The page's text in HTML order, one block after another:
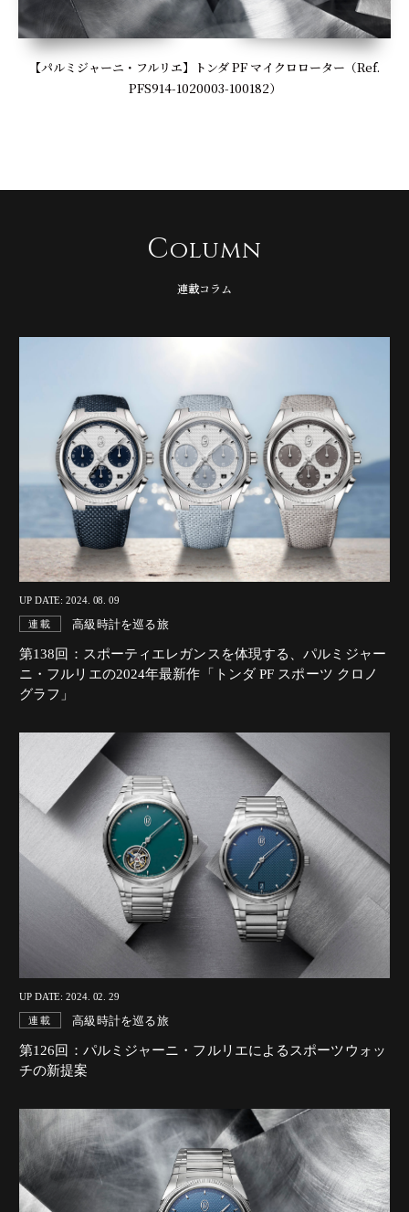
【パルミジャーニ・フルリエ】トンダ PF マイクロローター（Ref.
PFS914-1020003-100182）
Column
連載コラム
UP DATE: 2024. 08. 09
連載 高級時計を巡る旅
第138回：スポーティエレガンスを体現する、パルミジャー
ニ・フルリエの2024年最新作「トンダ PF スポーツ クロノ
グラフ」
UP DATE: 2024. 02. 29
連載 高級時計を巡る旅
第126回：パルミジャーニ・フルリエによるスポーツウォッ
チの新提案